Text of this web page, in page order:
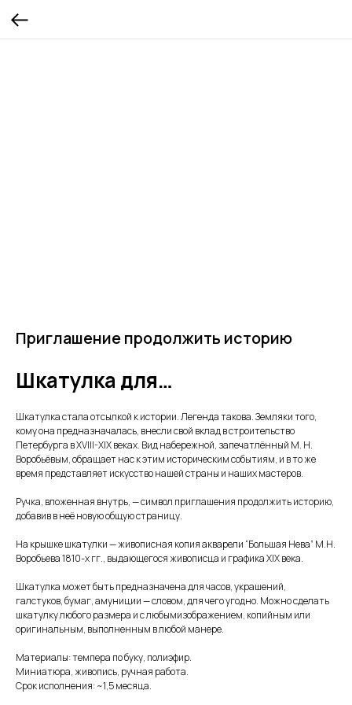
Приглашение продолжить историю
Шкатулка для…
Шкатулка стала отсылкой к истории. Легенда такова. Земляки того,
кому она предназначалась, внесли свой вклад в строительство
Петербурга в XVIII-XIX веках. Вид набережной, запечатлённый М. Н.
Воробьёвым, обращает нас к этим историческим событиям, и в то же
время представляет искусство нашей страны и наших мастеров.
Ручка, вложенная внутрь, — символ приглашения продолжить историю,
добавив в неё новую общую страницу.
На крышке шкатулки — живописная копия акварели “Большая Нева” М.Н.
Воробьева 1810-х гг., выдающегося живописца и графика XIX века.
Шкатулка может быть предназначена для часов, украшений,
галстуков, бумаг, амуниции — словом, для чего угодно. Можно сделать
шкатулку любого размера и с любымизображением, копийным или
оригинальным, выполненным в любой манере.
Материалы: темпера по буку, полиэфир.
Миниатюра, живопись, ручная работа.
Срок исполнения: ~1,5 месяца.